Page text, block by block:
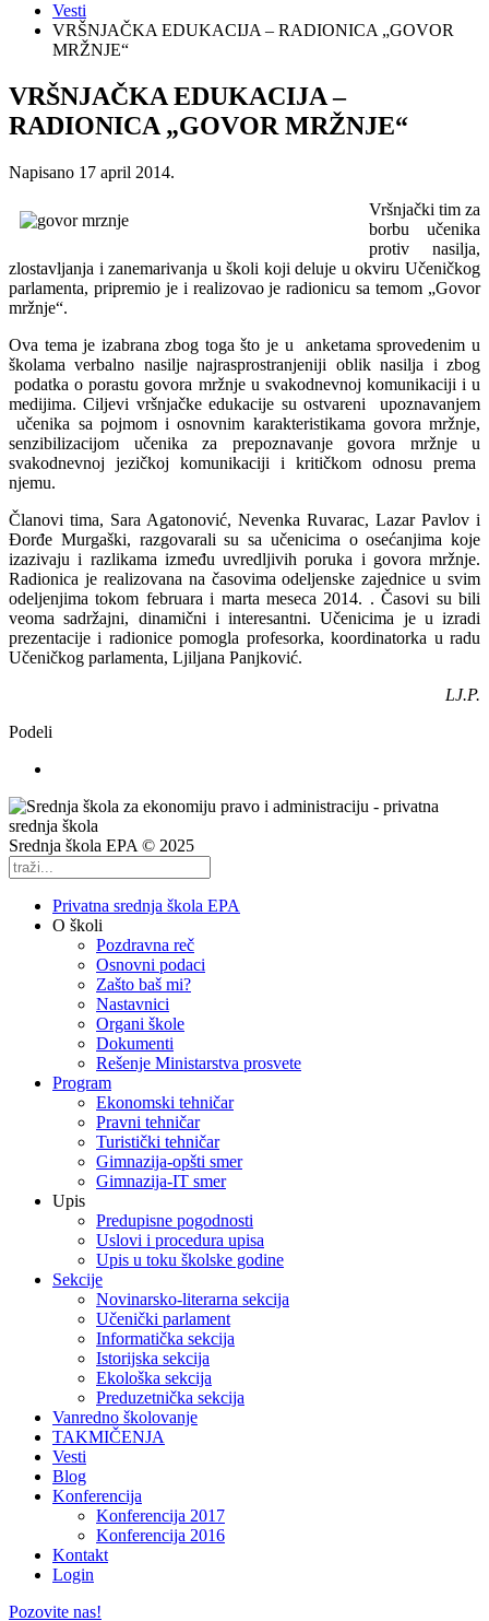
Vesti
VRŠNJAČKA EDUKACIJA – RADIONICA „GOVOR
MRŽNJE“
VRŠNJAČKA EDUKACIJA –
RADIONICA „GOVOR MRŽNJE“
Napisano 17 april 2014.
Vršnjački tim za
borbu učenika
protiv nasilja,
zlostavljanja i zanemarivanja u školi koji deluje u okviru Učeničkog
parlamenta, pripremio je i realizovao je radionicu sa temom „Govor
mržnje“.
Ova tema je izabrana zbog toga što je u anketama sprovedenim u
školama verbalno nasilje najrasprostranjeniji oblik nasilja i zbog
podatka o porastu govora mržnje u svakodnevnoj komunikaciji i u
medijima. Ciljevi vršnjačke edukacije su ostvareni upoznavanjem
učenika sa pojmom i osnovnim karakteristikama govora mržnje,
senzibilizacijom učenika za prepoznavanje govora mržnje u
svakodnevnoj jezičkoj komunikaciji i kritičkom odnosu prema
njemu.
Članovi tima, Sara Agatonović, Nevenka Ruvarac, Lazar Pavlov i
Đorđe Murgaški, razgovarali su sa učenicima o osećanjima koje
izazivaju i razlikama između uvredljivih poruka i govora mržnje.
Radionica je realizovana na časovima odeljenske zajednice u svim
odeljenjima tokom februara i marta meseca 2014. . Časovi su bili
veoma sadržajni, dinamični i interesantni. Učenicima je u izradi
prezentacije i radionice pomogla profesorka, koordinatorka u radu
Učeničkog parlamenta, Ljiljana Panjković.
LJ.P.
Podeli
Srednja škola EPA © 2025
Privatna srednja škola EPA
O školi
Pozdravna reč
Osnovni podaci
Zašto baš mi?
Nastavnici
Organi škole
Dokumenti
Rešenje Ministarstva prosvete
Program
Ekonomski tehničar
Pravni tehničar
Turistički tehničar
Gimnazija-opšti smer
Gimnazija-IT smer
Upis
Predupisne pogodnosti
Uslovi i procedura upisa
Upis u toku školske godine
Sekcije
Novinarsko-literarna sekcija
Učenički parlament
Informatička sekcija
Istorijska sekcija
Ekološka sekcija
Preduzetnička sekcija
Vanredno školovanje
TAKMIČENJA
Vesti
Blog
Konferencija
Konferencija 2017
Konferencija 2016
Kontakt
Login
Pozovite nas!